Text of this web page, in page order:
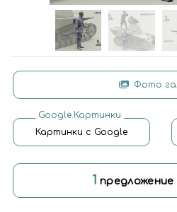
Фото
Google.Картинки
Картинки с Google
1 предложение